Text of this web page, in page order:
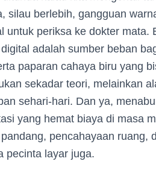
silau berlebih, gangguan
periksa ke dokter mata.
adalah sumber beban
paparan cahaya biru yang
sekadar teori, melainkan
sehari-hari. Dan ya,
yang hemat biaya di masa
pencahayaan ruang,
pecinta layar juga.